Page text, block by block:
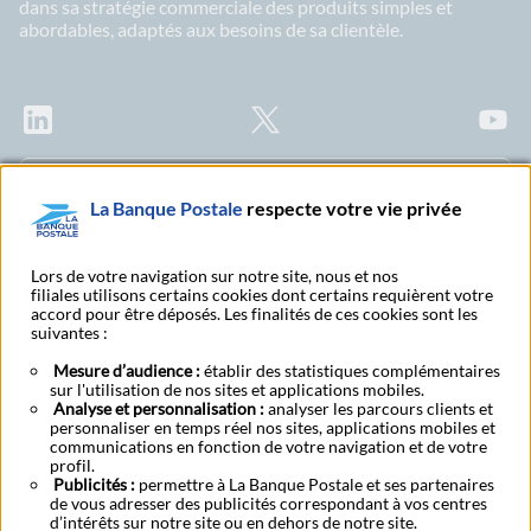
dans sa stratégie commerciale des produits simples et
abordables, adaptés aux besoins de sa clientèle.
Citoyenne
Rechercher un bureau
de poste
S'abonner à toutes nos
A proposRSEEspace presseInvestisseursCandidats
Protection des données candidatsMentions légales
Protection des données à caractère personnel
Accessibilité - Partiellement conformeTarifs bancairesCode de conduite
CookiesGestion des cookies
La Banque Postale respecte votre vie privée
Lors de votre navigation sur notre site, nous et nos
filiales utilisons certains cookies dont certains requièrent votre
accord pour être déposés. Les finalités de ces cookies sont les
suivantes :
Mesure d’audience :établir des statistiques complémentaires
sur l'utilisation de nos sites et applications mobiles.
Analyse et personnalisation :analyser les parcours clients et
personnaliser en temps réel nos sites, applications mobiles et
communications en fonction de votre navigation et de votre
profil.
Publicités : permettre à La Banque Postale et ses partenaires
de vous adresser des publicités correspondant à vos centres
d’intérêts sur notre site ou en dehors de notre site.